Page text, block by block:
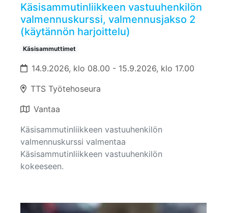
Käsisammutinliikkeen vastuuhenkilön
valmennuskurssi, valmennusjakso 2
(käytännön harjoittelu)
Käsisammuttimet
14.9.2026, klo 08.00 - 15.9.2026, klo 17.00
TTS Työtehoseura
Vantaa
Käsisammutinliikkeen vastuuhenkilön
valmennuskurssi valmentaa
Käsisammutinliikkeen vastuuhenkilön
kokeeseen.